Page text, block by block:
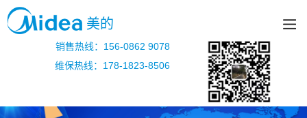
美的
销售热线：156-0862 9078
维保热线：178-1823-8506